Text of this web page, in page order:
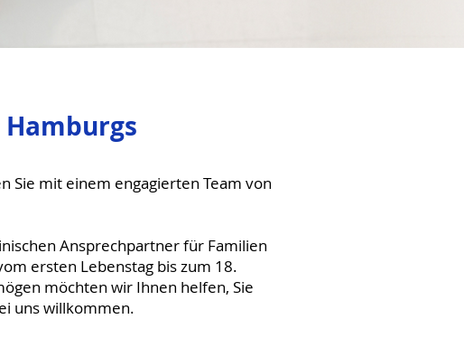
Sie mit einem engagierten Team von
Ansprechpartner für Familien
ersten Lebenstag bis zum 18.
möchten wir Ihnen helfen, Sie
uns willkommen.